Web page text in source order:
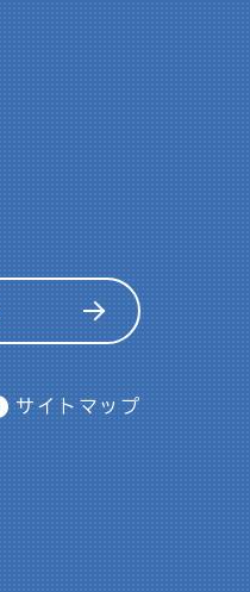
サイトマップ